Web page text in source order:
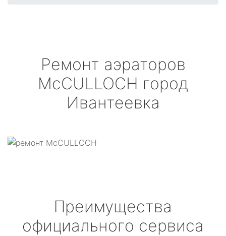
Ремонт аэраторов
McCULLOCH город
Ивантеевка
Преимущества
официального сервиса